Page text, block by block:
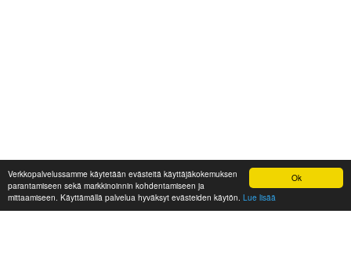
Ok
Verkkopalvelussamme käytetään evästeitä käyttäjäkokemuksen
parantamiseen sekä markkinoinnin kohdentamiseen ja
mittaamiseen. Käyttämällä palvelua hyväksyt evästeiden käytön. Lue lisää